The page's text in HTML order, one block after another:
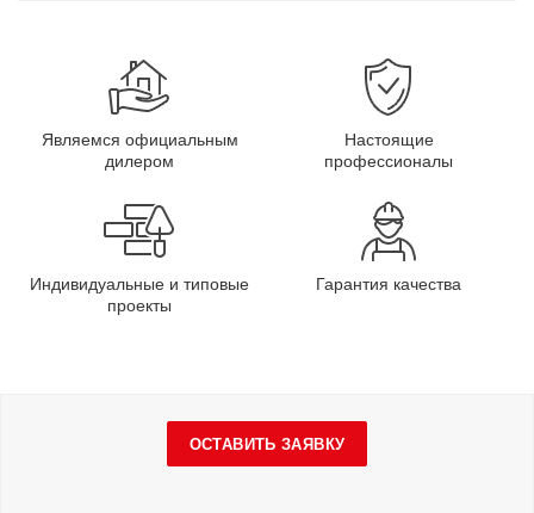
Являемся официальным
дилером
Настоящие
профессионалы
Индивидуальные и типовые
проекты
Гарантия качества
ОСТАВИТЬ ЗАЯВКУ